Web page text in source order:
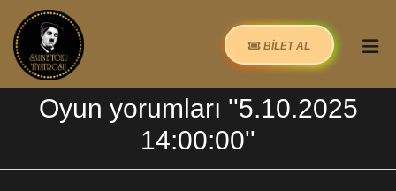
BİLET AL
Oyun yorumları
5.10.2025
14:00:00